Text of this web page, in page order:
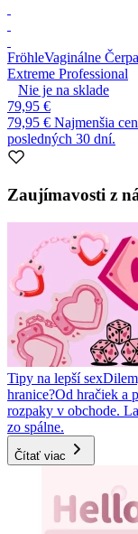
FröhleVaginálne
Extreme Professional
Nie je na sklade
79,95 €
79,95 € Najmenšia
posledných 30 dní.
Zaujímavosti z
Tipy na lepší sex
hranice?Od hračiek a
rozpaky v obchode.
zo spálne.
Čítať viac